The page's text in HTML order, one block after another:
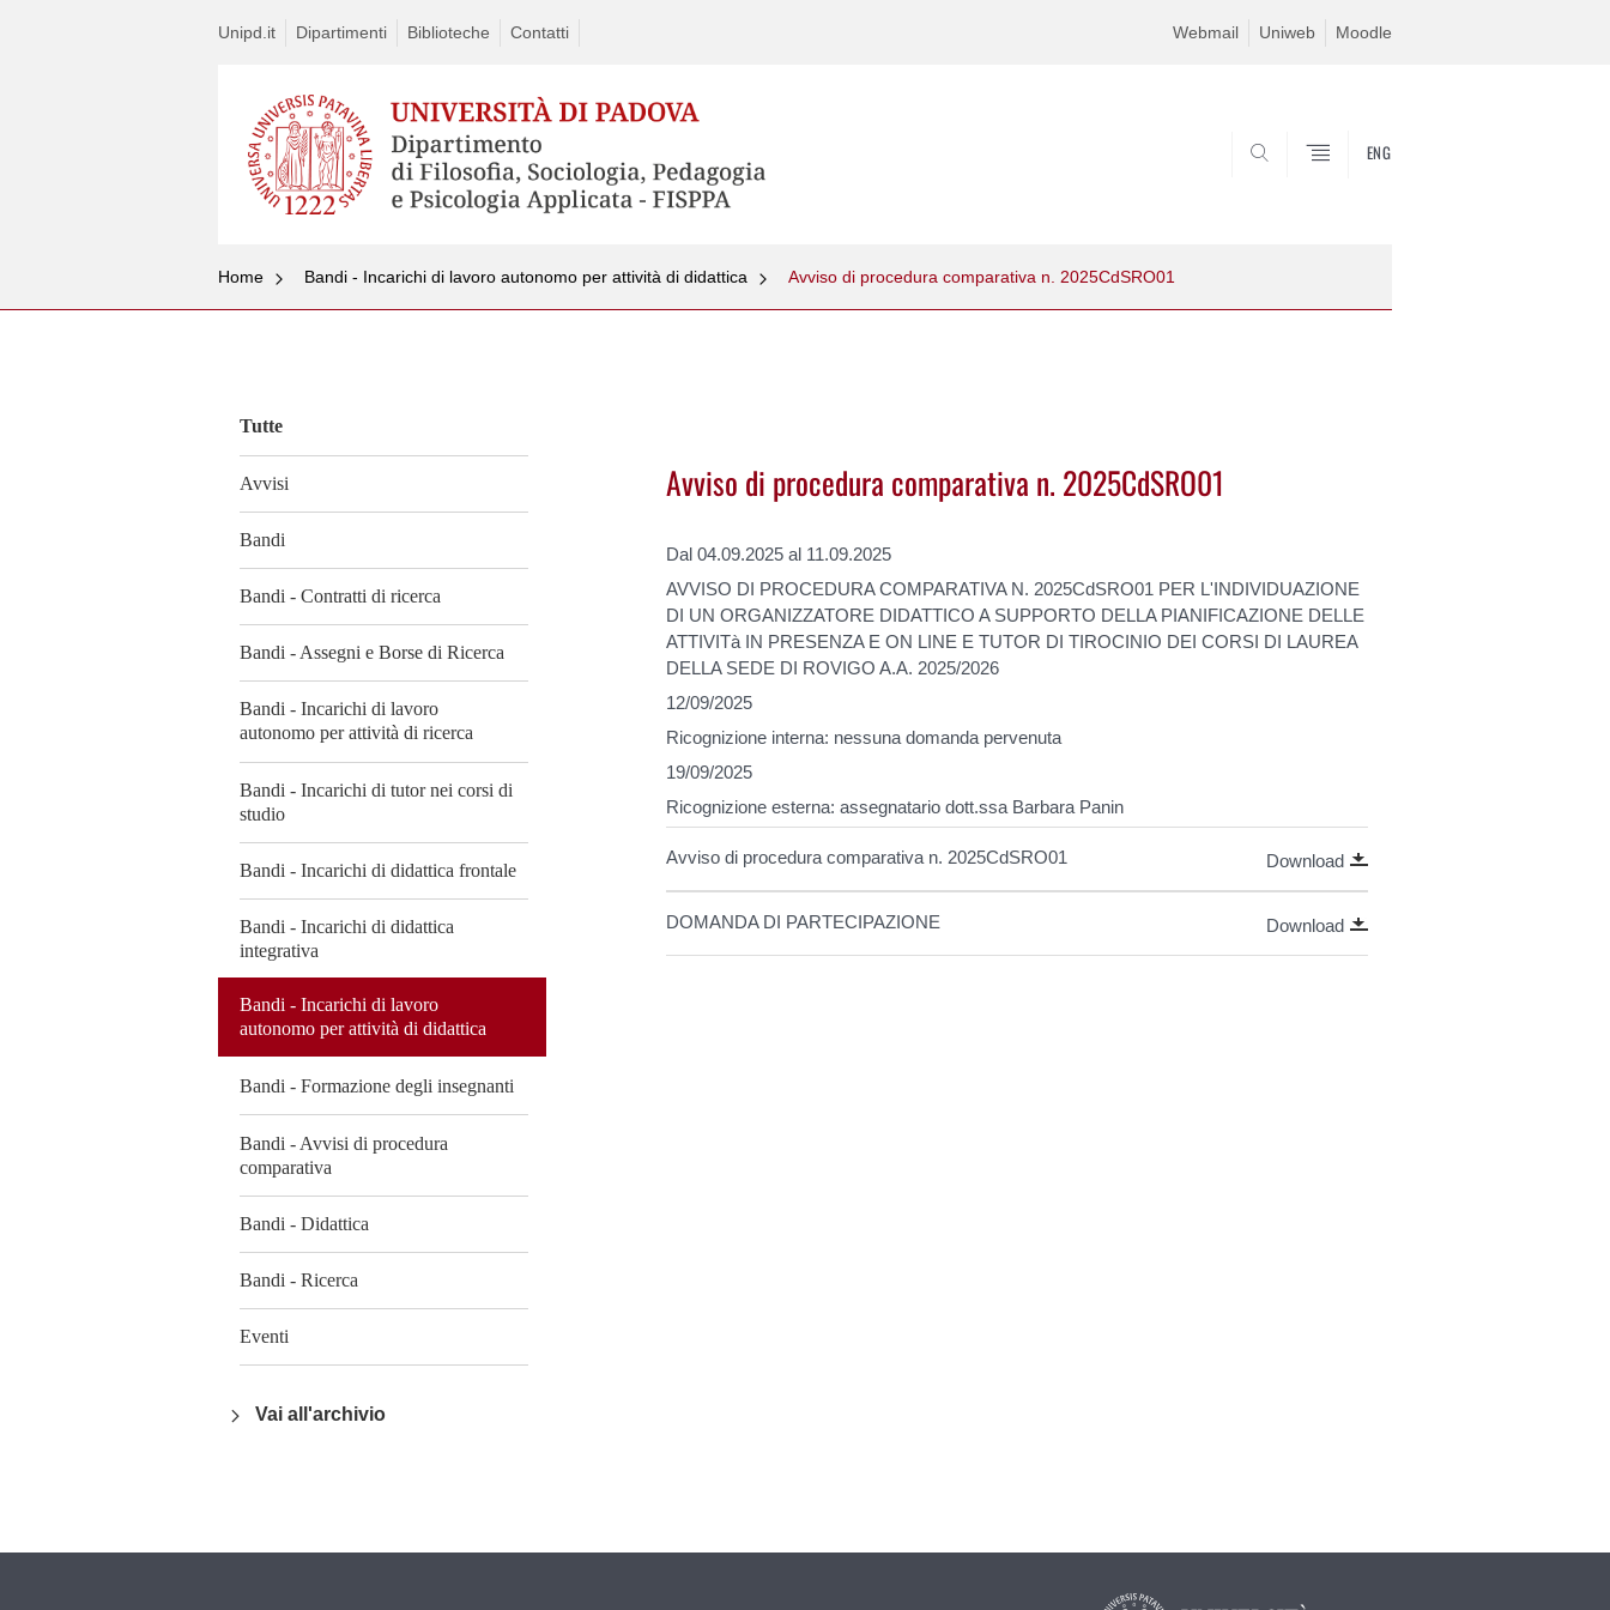
Unipd.it Dipartimenti Biblioteche Contatti Webmail Uniweb Moodle
ENG
Home Bandi - Incarichi di lavoro autonomo per attività di didattica Avviso di procedura comparativa n. 2025CdSRO01
Tutte
Avvisi
Bandi
Bandi - Contratti di ricerca
Bandi - Assegni e Borse di Ricerca
Bandi - Incarichi di lavoro
autonomo per attività di ricerca
Bandi - Incarichi di tutor nei corsi di
studio
Bandi - Incarichi di didattica frontale
Bandi - Incarichi di didattica
integrativa
Bandi - Incarichi di lavoro
autonomo per attività di didattica
Bandi - Formazione degli insegnanti
Bandi - Avvisi di procedura
comparativa
Bandi - Didattica
Bandi - Ricerca
Eventi
Vai all'archivio
Avviso di procedura comparativa n. 2025CdSRO01
Dal 04.09.2025 al 11.09.2025
AVVISO DI PROCEDURA COMPARATIVA N. 2025CdSRO01 PER L'INDIVIDUAZIONE
DI UN ORGANIZZATORE DIDATTICO A SUPPORTO DELLA PIANIFICAZIONE DELLE
ATTIVITà IN PRESENZA E ON LINE E TUTOR DI TIROCINIO DEI CORSI DI LAUREA
DELLA SEDE DI ROVIGO A.A. 2025/2026
12/09/2025
Ricognizione interna: nessuna domanda pervenuta
19/09/2025
Ricognizione esterna: assegnatario dott.ssa Barbara Panin
Avviso di procedura comparativa n. 2025CdSRO01 Download
DOMANDA DI PARTECIPAZIONE Download